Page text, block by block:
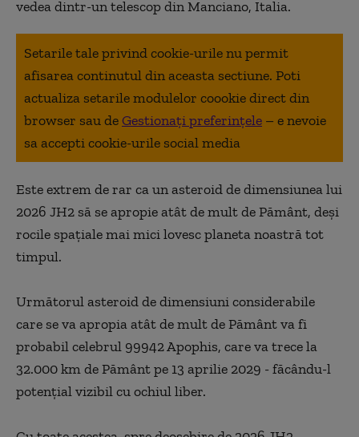
vedea dintr-un telescop din Manciano, Italia.
Setarile tale privind cookie-urile nu permit
afisarea continutul din aceasta sectiune. Poti
actualiza setarile modulelor coookie direct din
browser sau deGestionați preferințele – e nevoie
sa accepti cookie-urile social media
Este extrem de rar ca un asteroid de dimensiunea lui
2026 JH2 să se apropie atât de mult de Pământ, deşi
rocile spaţiale mai mici lovesc planeta noastră tot
timpul.
Următorul asteroid de dimensiuni considerabile
care se va apropia atât de mult de Pământ va fi
probabil celebrul 99942 Apophis, care va trece la
32.000 km de Pământ pe 13 aprilie 2029 - făcându-l
potenţial vizibil cu ochiul liber.